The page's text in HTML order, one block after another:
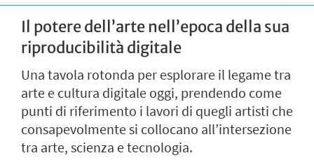
Il potere dell’arte nell’epoca della sua
riproducibilità digitale
Una tavola rotonda per esplorare il legame tra
arte e cultura digitale oggi, prendendo come
punti di riferimento i lavori di quegli artisti che
consapevolmente si collocano all’intersezione
tra arte, scienza e tecnologia.